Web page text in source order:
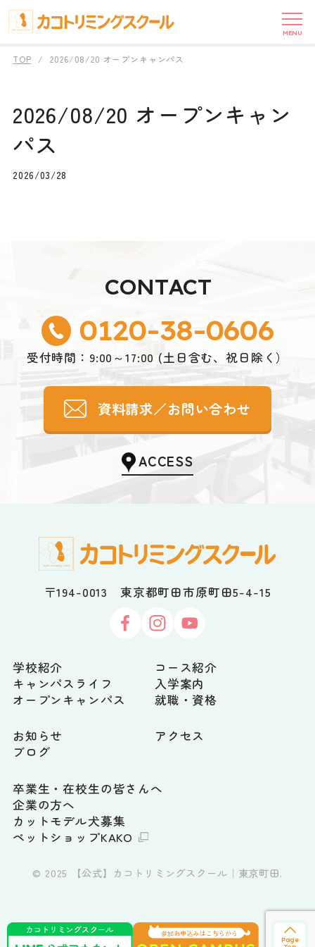
MENU
TOP 2026/08/20 オープンキャンパス
2026/08/20 オープンキャン
パス
2026/03/28
Page
CONTACT
0120-38-0606
受付時間：9:00～17:00 (土日含む、祝日除く）
資料請求／お問い合わせ
ACCESS
〒194-0013 東京都町田市原町田5-4-15
学校紹介
コース紹介
キャンパスライフ
入学案内
オープンキャンパス
就職・資格
お知らせ
アクセス
ブログ
卒業生・在校生の皆さんへ
企業の方へ
カットモデル犬募集
ペットショップKAKO
© 2025 【公式】カコトリミングスクール｜東京町田.